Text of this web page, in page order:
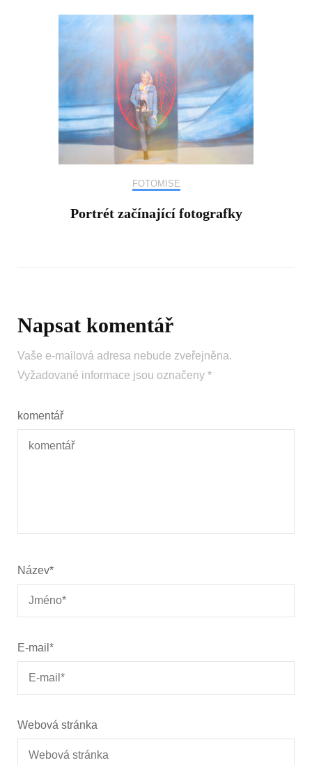
FOTOMISE
Portrét začínající fotografky
Napsat komentář
Vaše e-mailová adresa nebude zveřejněna.
Vyžadované informace jsou označeny *
komentář
Název*
E-mail *
Webová stránka